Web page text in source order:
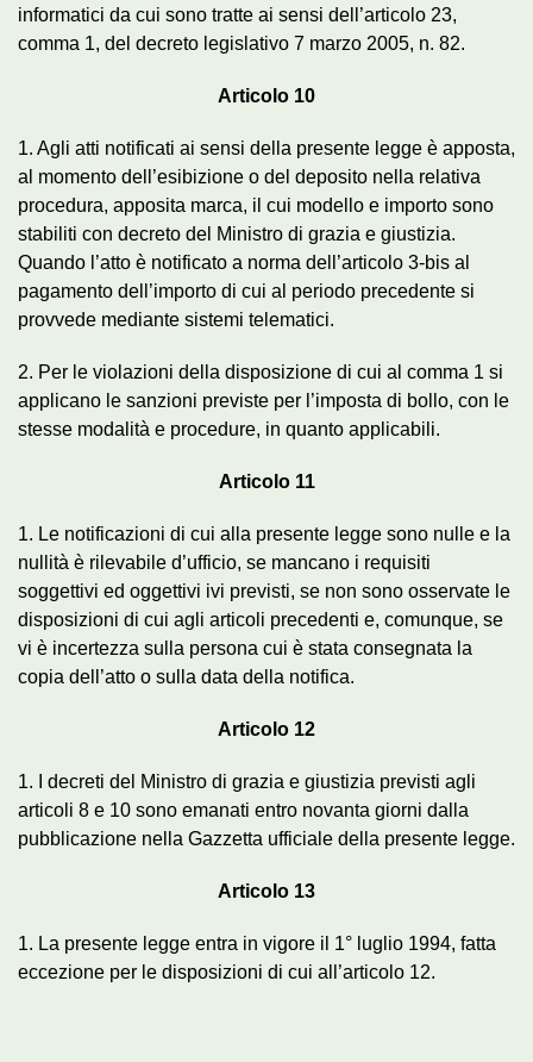
informatici da cui sono tratte ai sensi dell’articolo 23,
comma 1, del decreto legislativo 7 marzo 2005, n. 82.
Articolo 10
1. Agli atti notificati ai sensi della presente legge è apposta,
al momento dell’esibizione o del deposito nella relativa
procedura, apposita marca, il cui modello e importo sono
stabiliti con decreto del Ministro di grazia e giustizia.
Quando l’atto è notificato a norma dell’articolo 3-bis al
pagamento dell’importo di cui al periodo precedente si
provvede mediante sistemi telematici.
2. Per le violazioni della disposizione di cui al comma 1 si
applicano le sanzioni previste per l’imposta di bollo, con le
stesse modalità e procedure, in quanto applicabili.
Articolo 11
1. Le notificazioni di cui alla presente legge sono nulle e la
nullità è rilevabile d’ufficio, se mancano i requisiti
soggettivi ed oggettivi ivi previsti, se non sono osservate le
disposizioni di cui agli articoli precedenti e, comunque, se
vi è incertezza sulla persona cui è stata consegnata la
copia dell’atto o sulla data della notifica.
Articolo 12
1. I decreti del Ministro di grazia e giustizia previsti agli
articoli 8 e 10 sono emanati entro novanta giorni dalla
pubblicazione nella Gazzetta ufficiale della presente legge.
Articolo 13
1. La presente legge entra in vigore il 1° luglio 1994, fatta
eccezione per le disposizioni di cui all’articolo 12.